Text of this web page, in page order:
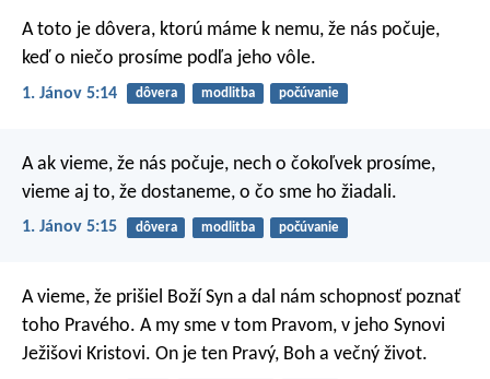
A toto je dôvera, ktorú máme k nemu, že nás počuje,
keď o niečo prosíme podľa jeho vôle.
1. Jánov 5:14 dôvera modlitba počúvanie
A ak vieme, že nás počuje, nech o čokoľvek prosíme,
vieme aj to, že dostaneme, o čo sme ho žiadali.
1. Jánov 5:15 dôvera modlitba počúvanie
A vieme, že prišiel Boží Syn a dal nám schopnosť poznať
toho Pravého. A my sme v tom Pravom, v jeho Synovi
Ježišovi Kristovi. On je ten Pravý, Boh a večný život.